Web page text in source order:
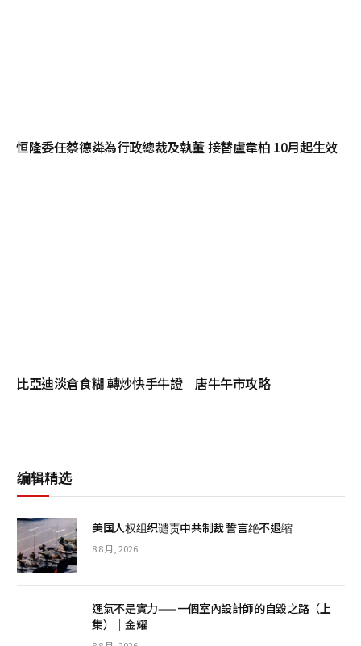
恒隆委任蔡德粦為行政總裁及執董 接替盧韋柏 10月起生效
比亞迪淡倉食糊 轉炒快手牛證｜唐牛午市攻略
编辑精选
美国人权组织谴责中共制裁 誓言绝不退缩
8 8 月, 2026
運氣不是實力——一個室內設計師的自毀之路（上
集）｜金耀